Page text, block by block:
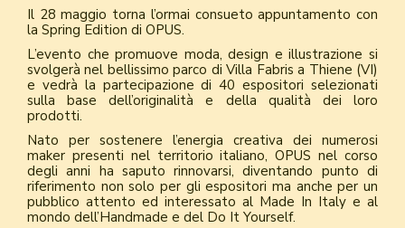
Il 28 maggio torna l’ormai consueto appuntamento con
la Spring Edition di OPUS.
L’evento che promuove moda, design e illustrazione si
svolgerà nel bellissimo parco di Villa Fabris a Thiene (VI)
e vedrà la partecipazione di 40 espositori selezionati
sulla base dell’originalità e della qualità dei loro
prodotti.
Nato per sostenere l’energia creativa dei numerosi
maker presenti nel territorio italiano, OPUS nel corso
degli anni ha saputo rinnovarsi, diventando punto di
riferimento non solo per gli espositori ma anche per un
pubblico attento ed interessato al Made In Italy e al
mondo dell’Handmade e del Do It Yourself.